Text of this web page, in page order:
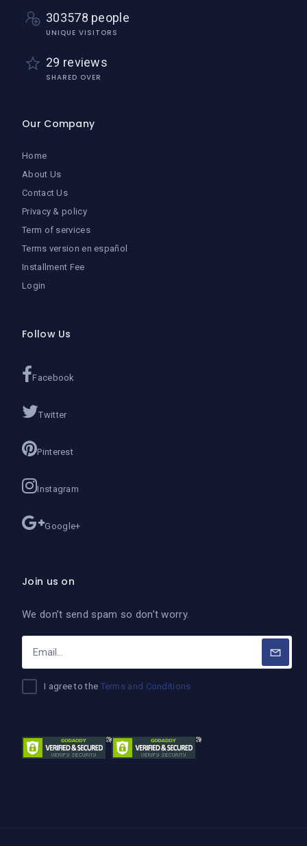
303578 people
UNIQUE VISITORS
29 reviews
SHARED OVER
Our Company
Home
About Us
Contact Us
Privacy & policy
Term of services
Terms version en español
Installment Fee
Login
Follow Us
Facebook
Twitter
Pinterest
Instagram
Google+
Join us on
We don’t send spam so don’t worry.
I agree to the Terms and Conditions